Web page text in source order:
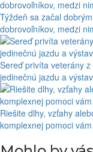
Týždeň sa začal
dobrovoľníkov, medzi
Sereď privíta veterány
jedinečnú jazdu a
Riešite dlhy, vzťahy
komplexnej pomoci